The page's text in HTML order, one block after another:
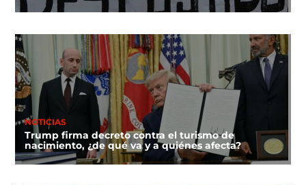
NOTICIAS
Trump firma decreto contra el turismo de
nacimiento, ¿de qué va y a quiénes afecta?